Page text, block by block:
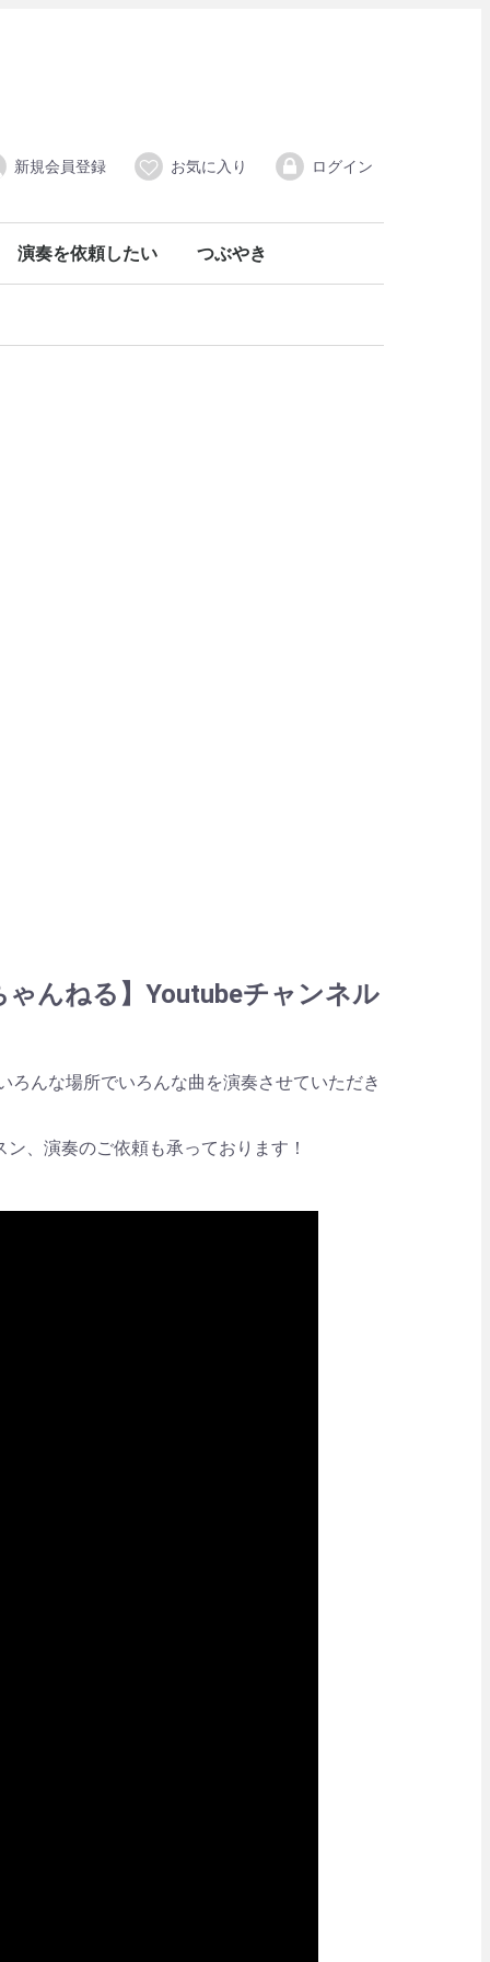
新規会員登録 お気に入り ログイン
演奏を依頼したい つぶやき
ろんな場所でいろんな曲を演奏させていただき
、演奏のご依頼も承っております！